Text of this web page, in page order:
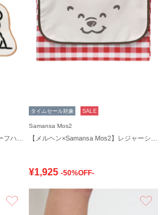
タイムセール対象 SALE
Samansa Mos2
¥1,925 -50%OFF-
お気に入り